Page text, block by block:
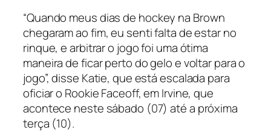
“Quando meus dias de hockey na Brown
chegaram ao fim, eu senti falta de estar no
rinque, e arbitrar o jogo foi uma ótima
maneira de ficar perto do gelo e voltar para o
jogo”, disse Katie, que está escalada para
oficiar o Rookie Faceoff, em Irvine, que
acontece neste sábado (07) até a próxima
terça (10).